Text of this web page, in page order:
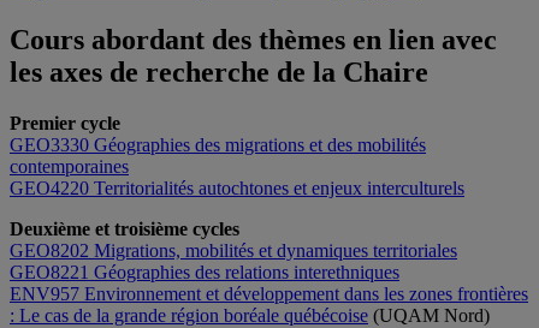
Cours abordant des thèmes en lien avec
les axes de recherche de la Chaire
Premier cycle
GEO3330 Géographies des migrations et des mobilités
contemporaines
GEO4220 Territorialités autochtones et enjeux interculturels
Deuxième et troisième cycles
GEO8202 Migrations, mobilités et dynamiques territoriales
GEO8221 Géographies des relations interethniques
ENV957 Environnement et développement dans les zones frontières
: Le cas de la grande région boréale québécoise (UQAM Nord)